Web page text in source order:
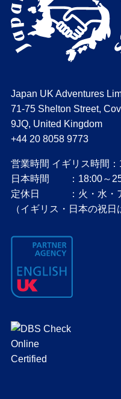
Japan UK Adventures
71-75 Shelton Street,
9JQ, United Kingdom
+44 20 8058 9773
営業時間 イギリス時間
日本時間 ：18:00～
定休日 ：火・水・ア
（イギリス・日本の祝日